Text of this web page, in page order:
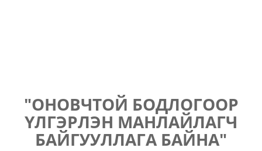
"ОНОВЧТОЙ БОДЛОГООР
ҮЛГЭРЛЭН МАНЛАЙЛАГЧ
БАЙГУУЛЛАГА БАЙНА"